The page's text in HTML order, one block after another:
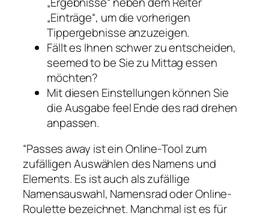
„Einträge“, um die vorherigen
Tippergebnisse anzuzeigen.
Fällt es Ihnen schwer zu entscheiden,
seemed to be Sie zu Mittag essen
möchten?
Mit diesen Einstellungen können Sie
die Ausgabe feel Ende des rad drehen
anpassen.
“Passes away ist ein Online-Tool zum
zufälligen Auswählen des Namens und
Elements. Es ist auch als zufällige
Namensauswahl, Namensrad oder Online-
Roulette bezeichnet. Manchmal ist es für